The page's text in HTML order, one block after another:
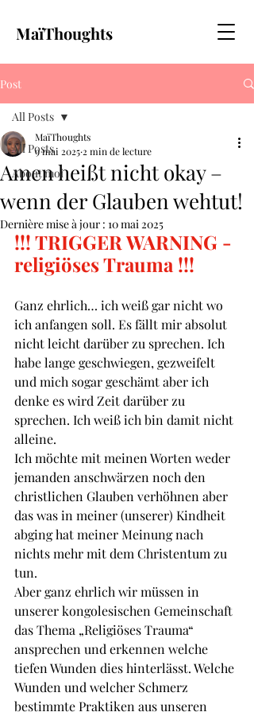
MaïThoughts
Post
All Posts
About moi
All Posts
Amen heißt nicht okay –
wenn der Glauben wehtut!
MaïThoughts
9 mai 2025 2 min de lecture
Dernière mise à jour : 10 mai 2025
!!! TRIGGER WARNING -
religiöses Trauma !!!
Ganz ehrlich… ich weiß gar nicht wo
ich anfangen soll. Es fällt mir absolut
nicht leicht darüber zu sprechen. Ich
habe lange geschwiegen, gezweifelt
und mich sogar geschämt aber ich
denke es wird Zeit darüber zu
sprechen. Ich weiß ich bin damit nicht
alleine.
Ich möchte mit meinen Worten weder
jemanden anschwärzen noch den
christlichen Glauben verhöhnen aber
das was in meiner (unserer) Kindheit
abging hat meiner Meinung nach
nichts mehr mit dem Christentum zu
tun.
Aber ganz ehrlich wir müssen in
unserer kongolesischen Gemeinschaft
das Thema „Religiöses Trauma“
ansprechen und erkennen welche
tiefen Wunden dies hinterlässt. Welche
Wunden und welcher Schmerz
bestimmte Praktiken aus unseren